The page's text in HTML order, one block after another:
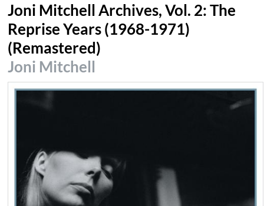
Joni Mitchell Archives, Vol. 2: The
Reprise Years (1968-1971)
(Remastered)
Joni Mitchell